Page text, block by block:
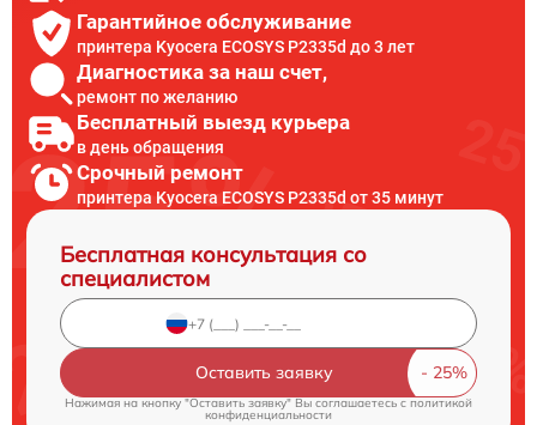
Гарантийное обслуживание
принтера Kyocera ECOSYS P2335d до 3 лет
Диагностика за наш счет,
ремонт по желанию
Бесплатный выезд курьера
в день обращения
Срочный ремонт
принтера Kyocera ECOSYS P2335d от 35 минут
Бесплатная консультация со
специалистом
Оставить заявку
Нажимая на кнопку "Оставить заявку" Вы соглашаетесь cполитикой
конфиденциальности